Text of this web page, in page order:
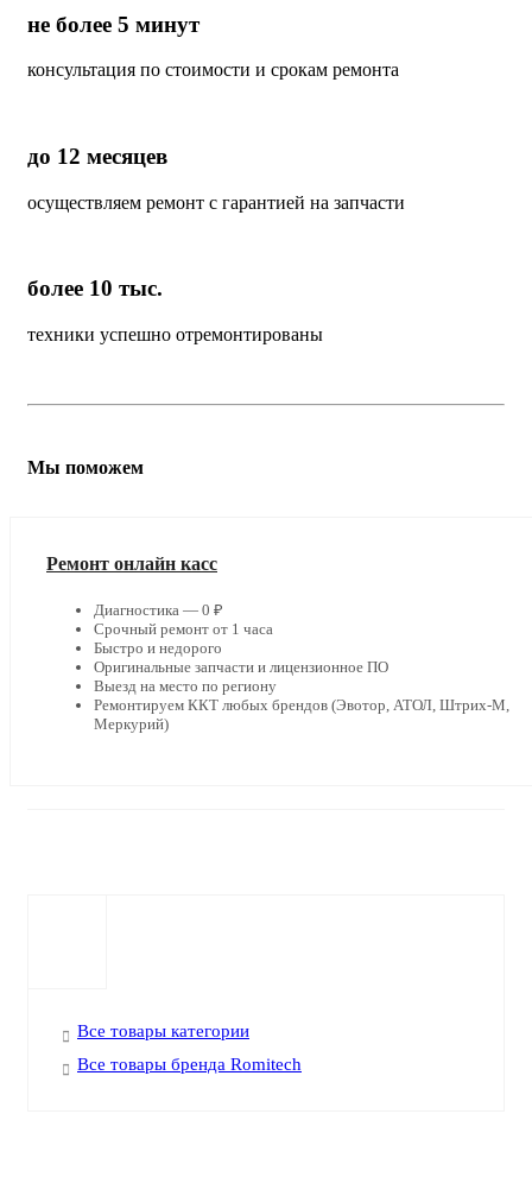
не более 5 минут
консультация по стоимости и срокам ремонта
до 12 месяцев
осуществляем ремонт с гарантией на запчасти
более 10 тыс.
техники успешно отремонтированы
Мы поможем
Ремонт онлайн касс
Диагностика — 0 ₽
Срочный ремонт от 1 часа
Быстро и недорого
Оригинальные запчасти и лицензионное ПО
Выезд на место по региону
Ремонтируем ККТ любых брендов (Эвотор, АТОЛ, Штрих-М,
Меркурий)
Все товары категории
Все товары бренда Romitech